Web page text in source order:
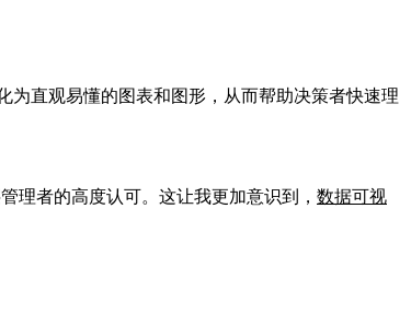
为直观易懂的图表和图形，从而帮助决策者快速理
理者的高度认可。这让我更加意识到， 数据可视